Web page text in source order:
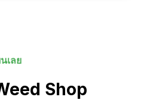
เลย
Shop